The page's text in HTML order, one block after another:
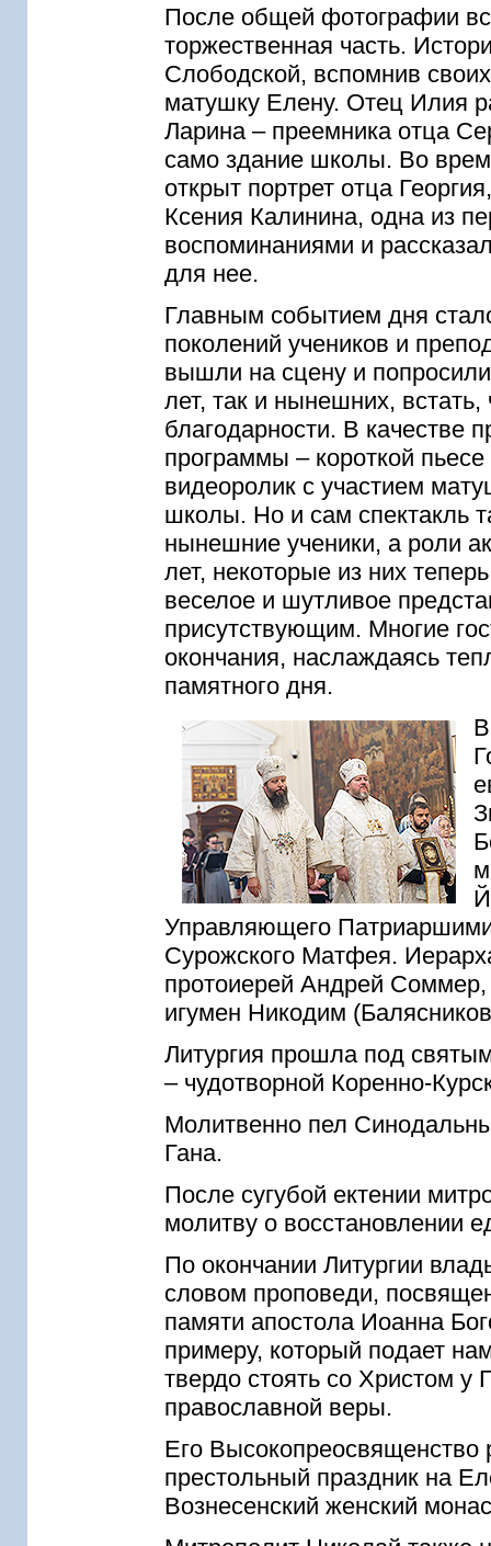
После общей фотографии
торжественная часть.
Слободской, вспомнив
матушку Елену. Отец Илия
Ларина – преемника отца
само здание школы. Во
открыт портрет отца
Ксения Калинина, одна из
воспоминаниями и
для нее.
Главным событием дня
поколений учеников и
вышли на сцену и
лет, так и нынешних,
благодарности. В качестве
программы – короткой
видеоролик с участием
школы. Но и сам спектакль
нынешние ученики, а роли
лет, некоторые из них
веселое и шутливое
присутствующим. Многие
окончания, наслаждаясь
памятного дня.
Управляющего
Сурожского Матфея.
протоиерей Андрей
игумен Никодим
Литургия прошла под
– чудотворной Коренно-
Молитвенно пел
Гана.
После сугубой ектении
молитву о восстановлении
По окончании Литургии
словом проповеди,
памяти апостола Иоанна
примеру, который подает
твердо стоять со Христом у
православной веры.
Его Высокопреосвященство
престольный праздник на
Вознесенский женский